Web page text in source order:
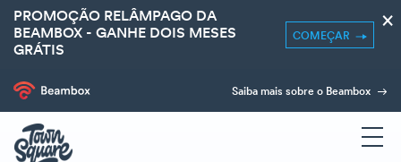
PROMOÇÃO RELÂMPAGO DA
BEAMBOX - GANHE DOIS MESES
GRÁTIS
COMEÇAR
×
Saiba mais sobre o Beambox